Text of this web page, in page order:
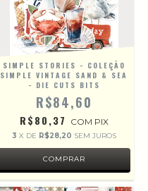
SIMPLE STORIES - COLEÇÃO
SIMPLE VINTAGE SAND & SEA
- DIE CUTS BITS
R$84,60
R$80,37 COM PIX
3 X DE R$28,20 SEM JUROS